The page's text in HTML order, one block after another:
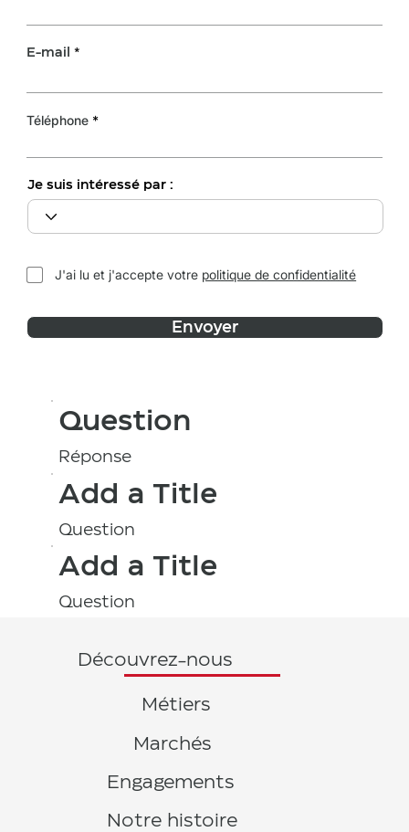
E-mail
Téléphone
Je suis intéressé par :
J'ai lu et j'accepte votre politique de confidentialité
Envoyer
Question
Réponse
Add a Title
Question
Add a Title
Question
Notre histoire
Engagements
Marchés
Métiers
Découvrez-nous